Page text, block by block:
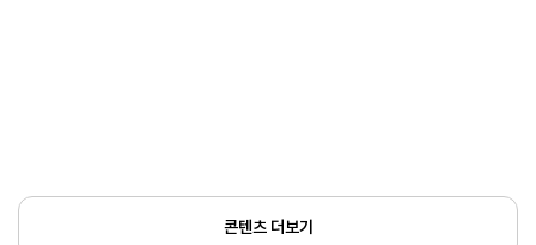
콘텐츠 더보기